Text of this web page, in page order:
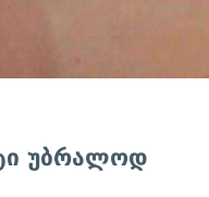
უბრალოდ